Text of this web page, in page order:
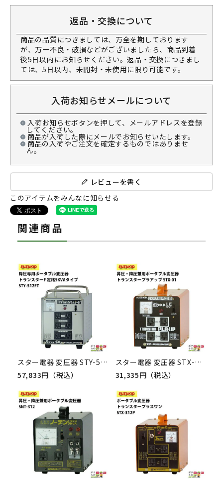
返品・交換について
商品の品質につきましては、万全を期しております
が、万一不良・破損などがございましたら、商品到着
後5日以内にお知らせください。返品・交換につきまし
ては、5日以内、未開封・未使用に限り可能です。
入荷お知らせメールについて
入荷お知らせボタンを押して、メールアドレスを登録
してください。
商品が入荷した際にメールでお知らせいたします。
商品の入荷やご注文を確定するものではありませ
ん。
レビューを書く
このアイテムをみんなに知らせる
関連商品
スター電器 変圧器 STY-512FT 50/60Hz 降圧専用 ポータブル変圧器 スズキッド SUZUKID
57,833円（税込）
スター電器 変圧器 STX-01 50/60Hz 100V 200V 兼用 トランスター プラアップ 昇圧 降圧 兼用 ポータブル変圧器 スズキッド
31,335円（税込）